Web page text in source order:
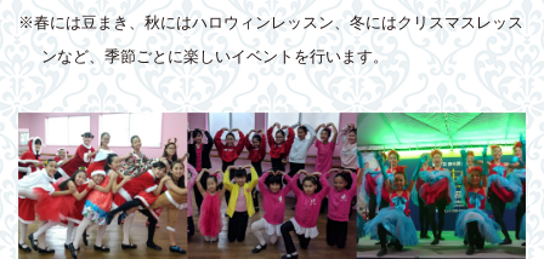
※春には豆まき、秋にはハロウィンレッスン、冬にはクリスマスレッス
ンなど、季節ごとに楽しいイベントを行います。